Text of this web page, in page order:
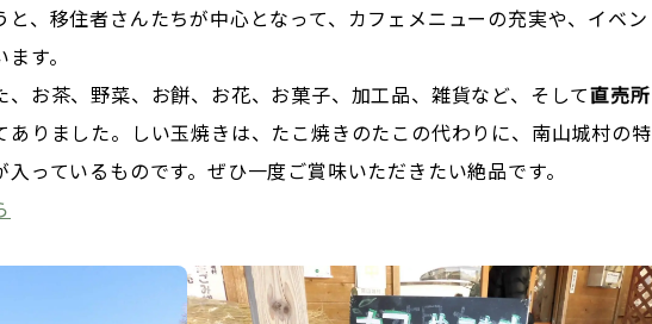
、移住者さんたちが中心となって、カフェメニューの充実や、イベン
す。
お茶、野菜、お餅、お花、お菓子、加工品、雑貨など、そして直売所
ありました。しい玉焼きは、たこ焼きのたこの代わりに、南山城村の特
っているものです。ぜひ一度ご賞味いただきたい絶品です。